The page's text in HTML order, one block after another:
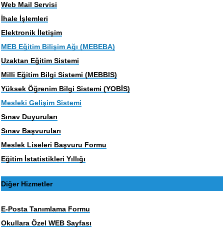
Web Mail Servisi
İhale İşlemleri
Elektronik İletişim
MEB Eğitim Bilişim Ağı (MEBEBA)
Uzaktan Eğitim Sistemi
Milli Eğitim Bilgi Sistemi (MEBBIS)
Yüksek Öğrenim Bilgi Sistemi (YOBİS)
Mesleki Gelişim Sistemi
Sınav Duyuruları
Sınav Başvuruları
Meslek Liseleri Başvuru Formu
Eğitim İstatistikleri Yıllığı
Diğer Hizmetler
E-Posta Tanımlama Formu
Okullara Özel WEB Sayfası